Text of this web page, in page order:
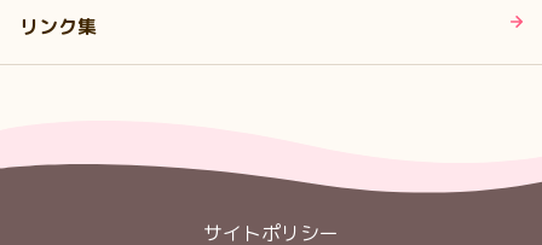
リンク集
サイトポリシー